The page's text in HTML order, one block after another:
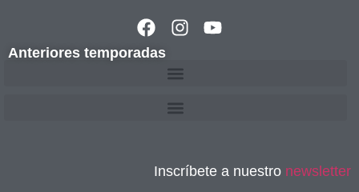
Anteriores temporadas
Inscríbete a nuestro newsletter